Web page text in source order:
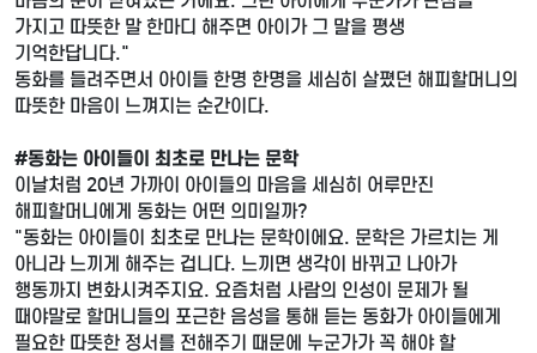
가지고 따뜻한 말 한마디 해주면 아이가 그 말을 평생
기억한답니다."
동화를 들려주면서 아이들 한명 한명을 세심히 살폈던 해피할머니의
따뜻한 마음이 느껴지는 순간이다.
#동화는 아이들이 최초로 만나는 문학
이날처럼 20년 가까이 아이들의 마음을 세심히 어루만진
해피할머니에게 동화는 어떤 의미일까?
"동화는 아이들이 최초로 만나는 문학이에요. 문학은 가르치는 게
아니라 느끼게 해주는 겁니다. 느끼면 생각이 바뀌고 나아가
행동까지 변화시켜주지요. 요즘처럼 사람의 인성이 문제가 될
때야말로 할머니들의 포근한 음성을 통해 듣는 동화가 아이들에게
필요한 따뜻한 정서를 전해주기 때문에 누군가가 꼭 해야 할